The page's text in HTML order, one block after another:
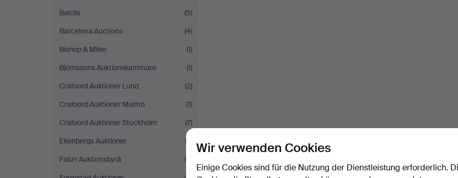
Balclis
(5)
Barcelona Auctions
(4)
Bishop & Miller
(1)
Björnssons Auktionskammare
(1)
Crafoord Auktioner Lund
(2)
Crafoord Auktioner Malmö
(1)
Crafoord Auktioner Stockholm
(7)
Ekenbergs Auktioner
(2)
Falun Auktionsbyrå
(9)
Wir verwenden Cookies
Einige Cookies sind für die Nutzung der Dienstleistung erforderlich.